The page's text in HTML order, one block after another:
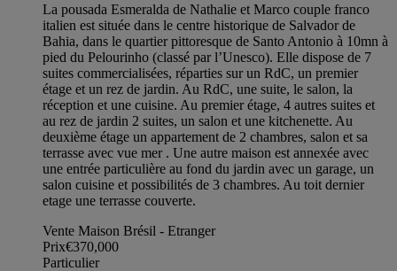
La pousada Esmeralda de Nathalie et Marco couple franco
italien est située dans le centre historique de Salvador de
Bahia, dans le quartier pittoresque de Santo Antonio à 10mn à
pied du Pelourinho (classé par l’Unesco). Elle dispose de 7
suites commercialisées, réparties sur un RdC, un premier
étage et un rez de jardin. Au RdC, une suite, le salon, la
réception et une cuisine. Au premier étage, 4 autres suites et
au rez de jardin 2 suites, un salon et une kitchenette. Au
deuxième étage un appartement de 2 chambres, salon et sa
terrasse avec vue mer . Une autre maison est annexée avec
une entrée particulière au fond du jardin avec un garage, un
salon cuisine et possibilités de 3 chambres. Au toit dernier
etage une terrasse couverte.
Vente Maison Brésil - Etranger
Prix€370,000
Particulier